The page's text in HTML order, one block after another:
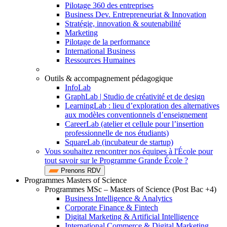
Pilotage 360 des entreprises
Business Dev. Entrepreneuriat & Innovation
Stratégie, innovation & soutenabilité
Marketing
Pilotage de la performance
International Business
Ressources Humaines
Outils & accompagnement pédagogique
InfoLab
GraphLab | Studio de créativité et de design
LearningLab : lieu d’exploration des alternatives
aux modèles conventionnels d’enseignement
CareerLab (atelier et cellule pour l’insertion
professionnelle de nos étudiants)
SquareLab (incubateur de startup)
Vous souhaitez rencontrer nos équipes à l'École pour
tout savoir sur le Programme Grande École ?
Prenons RDV
Programmes Masters of Science
Programmes MSc – Masters of Science (Post Bac +4)
Business Intelligence & Analytics
Corporate Finance & Fintech
Digital Marketing & Artificial Intelligence